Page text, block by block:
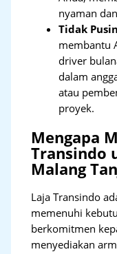
nyaman
Tidak
membantu
driver
dalam
atau
proyek.
Mengapa
Transindo
Malang
Laja Transindo
memenuhi
berkomitmen
menyediakan